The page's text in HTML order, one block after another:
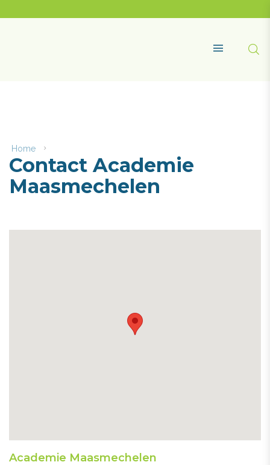
content
Home
Academie
Maasmechelen
Contact Academie
Maasmechelen
Academie Maasmechelen